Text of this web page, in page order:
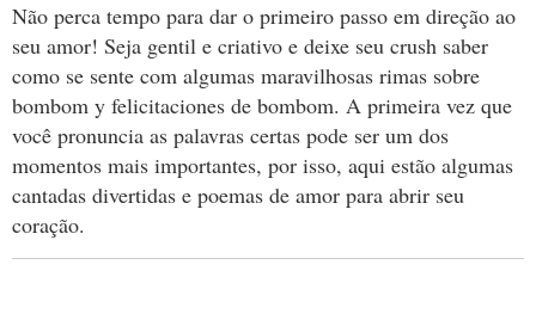
Não perca tempo para dar o primeiro passo em direção ao
seu amor! Seja gentil e criativo e deixe seu crush saber
como se sente com algumas maravilhosas rimas sobre
bombom y felicitaciones de bombom. A primeira vez que
você pronuncia as palavras certas pode ser um dos
momentos mais importantes, por isso, aqui estão algumas
cantadas divertidas e poemas de amor para abrir seu
coração.